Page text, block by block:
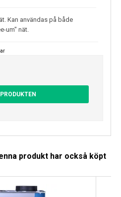
Kan användas på både
um" nät.
produkt har också köpt